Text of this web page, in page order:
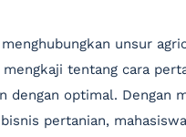
unsur
tentang cara
dengan optimal. Dengan
pertanian,